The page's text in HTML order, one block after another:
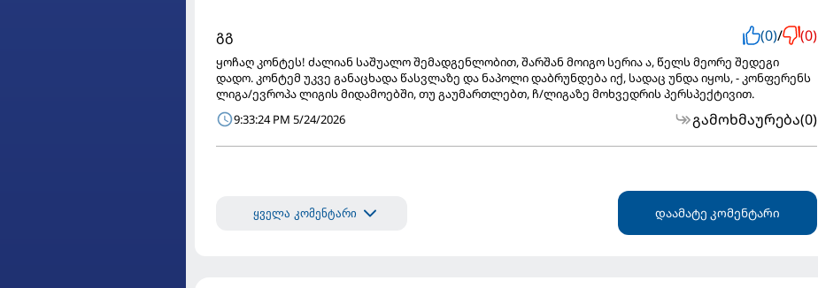
გგ (0)/ (0)
ყოჩაღ კონტეს! ძალიან საშუალო შემადგენლობით, შარშან მოიგო სერია ა, წელს მეორე შედეგი
დადო. კონტემ უკვე განაცხადა წასვლაზე და ნაპოლი დაბრუნდება იქ, სადაც უნდა იყოს, - კონფერენს
ლიგა/ევროპა ლიგის მიდამოებში, თუ გაუმართლებთ, ჩ/ლიგაზე მოხვედრის პერსპექტივით.
9:33:24 PM 5/24/2026
გამოხმაურება(0)
ყველა კომენტარი დაამატე კომენტარი